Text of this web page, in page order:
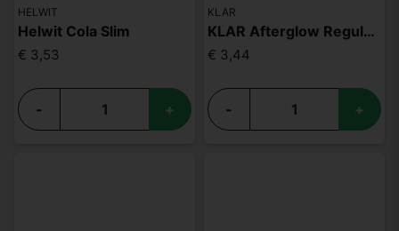
HELWIT
Helwit Cola Slim
€ 3,53
- +
KLAR
KLAR Afterglow Regular Mini
€ 3,44
- +